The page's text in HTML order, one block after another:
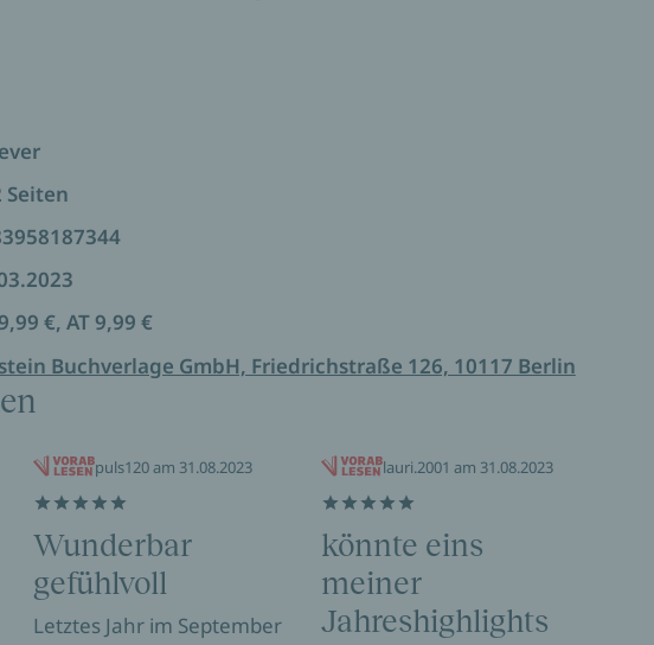
Ben hat mich mit ihrer beinah schmerzhaften Echtheit von
Sarah Stankewitz
Seiten
€, AT 9,99 €
Buchverlage GmbH, Friedrichstraße 126, 10117 Berlin
puls120 am 31.08.2023
Wunderbar
gefühlvoll
Letztes Jahr im September
lauri.2001 am 31.08.2023
könnte eins
meiner
Jahreshighlights